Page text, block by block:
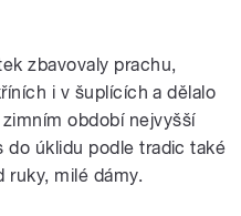
zbavovaly prachu,
i v šuplících a dělalo
období nejvyšší
do úklidu podle tradic také
ruky, milé dámy.